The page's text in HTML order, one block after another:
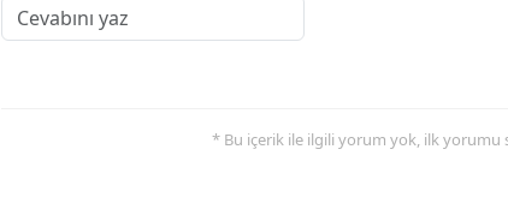
* Bu içerik ile ilgili yorum yok, ilk yorumu